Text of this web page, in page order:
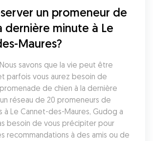
un promeneur de
dernière minute à Le
Maures?
savons que la vie peut être
parfois vous aurez besoin de
de chien à la dernière
réseau de 20 promeneurs de
à Le Cannet-des-Maures, Gudog a
besoin de vous précipiter pour
recommandations à des amis ou de